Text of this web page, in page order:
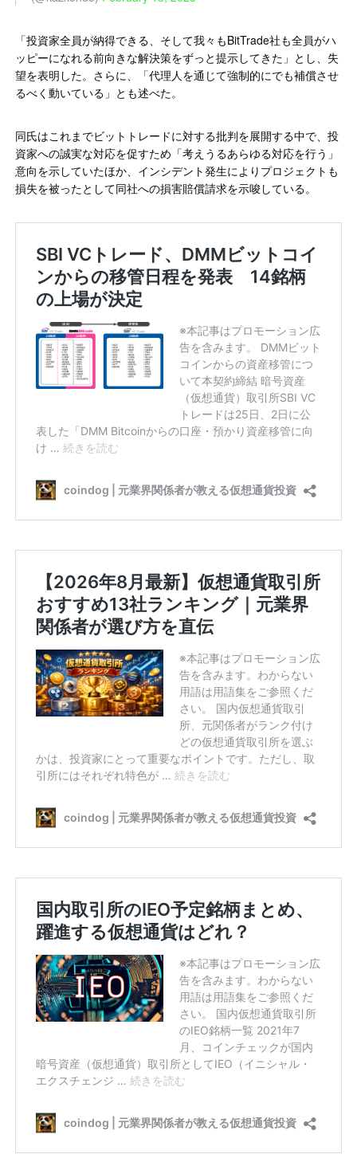
「投資家全員が納得できる、そして我々もBitTrade社も全員がハ
ッピーになれる前向きな解決策をずっと提示してきた」とし、失
望を表明した。さらに、「代理人を通じて強制的にでも補償させ
るべく動いている」とも述べた。
同氏はこれまでビットトレードに対する批判を展開する中で、投
資家への誠実な対応を促すため「考えうるあらゆる対応を行う」
意向を示していたほか、インシデント発生によりプロジェクトも
損失を被ったとして同社への損害賠償請求を示唆している。